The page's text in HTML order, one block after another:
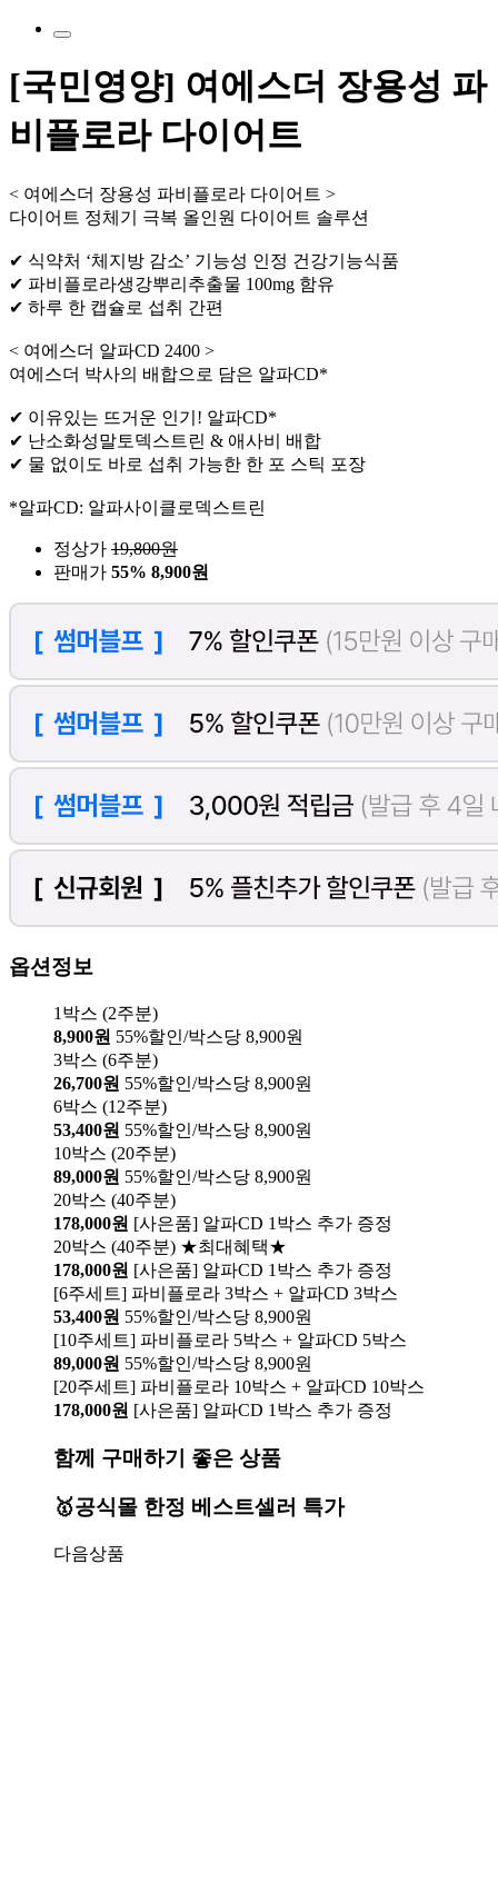
[국민영양] 여에스더 장용성 파
비플로라 다이어트
< 여에스더 장용성 파비플로라 다이어트 >
다이어트 정체기 극복 올인원 다이어트 솔루션
✔ 식약처 ‘체지방 감소’ 기능성 인정 건강기능식품
✔ 파비플로라생강뿌리추출물 100mg 함유
✔ 하루 한 캡슐로 섭취 간편
< 여에스더 알파CD 2400 >
여에스더 박사의 배합으로 담은 알파CD*
✔ 이유있는 뜨거운 인기! 알파CD*
✔ 난소화성말토덱스트린 & 애사비 배합
✔ 물 없이도 바로 섭취 가능한 한 포 스틱 포장
*알파CD: 알파사이클로덱스트린
정상가 19,800원
판매가 55% 8,900원
옵션정보
1박스 (2주분)
8,900원 55%할인/박스당 8,900원
3박스 (6주분)
26,700원 55%할인/박스당 8,900원
6박스 (12주분)
53,400원 55%할인/박스당 8,900원
10박스 (20주분)
89,000원 55%할인/박스당 8,900원
20박스 (40주분)
178,000원 [사은품] 알파CD 1박스 추가 증정
20박스 (40주분) ★최대혜택★
178,000원 [사은품] 알파CD 1박스 추가 증정
[6주세트] 파비플로라 3박스 + 알파CD 3박스
53,400원 55%할인/박스당 8,900원
[10주세트] 파비플로라 5박스 + 알파CD 5박스
89,000원 55%할인/박스당 8,900원
[20주세트] 파비플로라 10박스 + 알파CD 10박스
178,000원 [사은품] 알파CD 1박스 추가 증정
함께 구매하기 좋은 상품
🥇공식몰 한정 베스트셀러 특가
다음상품